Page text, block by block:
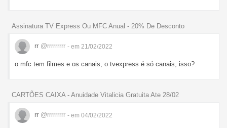
Assinatura TV Express Ou MFC Anual - 20% De Desconto
rr @rrrrrrrrr - em 21/02/2022
o mfc tem filmes e os canais, o tvexpress é só canais, isso?
CARTÕES CAIXA - Anuidade Vitalicia Gratuita Ate 28/02
rr @rrrrrrrrr - em 04/02/2022